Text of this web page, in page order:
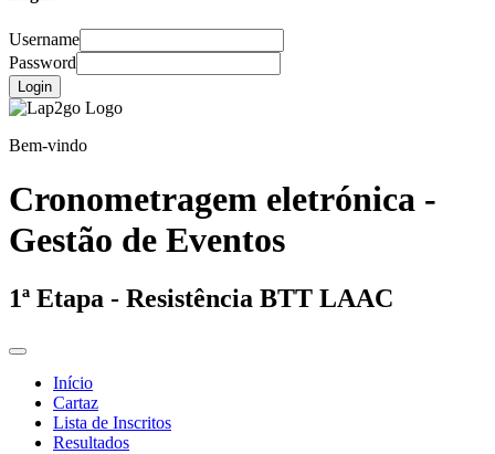
Username
Password
Login
Bem-vindo
Cronometragem eletrónica -
Gestão de Eventos
1ª Etapa - Resistência BTT LAAC
Início
Cartaz
Lista de Inscritos
Resultados